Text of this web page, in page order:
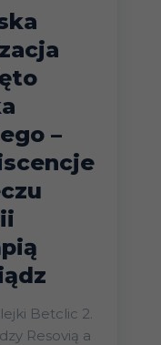
–
Betclic 2.
Resovią a